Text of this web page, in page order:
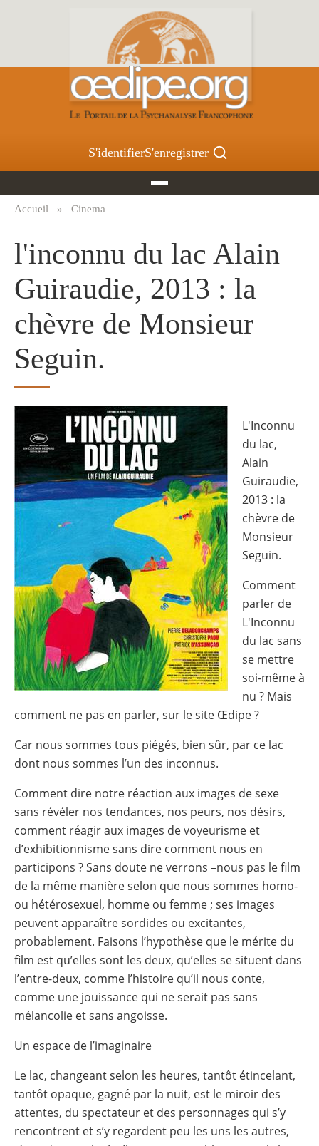
S'identifierS'enregistrer
d'Ariane
Accueil Cinema
l'inconnu du lac Alain
Guiraudie, 2013 : la
chèvre de Monsieur
Seguin.
L'Inconnu
du lac,
Alain
Guiraudie,
2013 : la
chèvre de
Monsieur
Seguin.
Comment
parler de
L'Inconnu
du lac sans
se mettre
soi-même à
nu ? Mais
comment ne pas en parler, sur le site Œdipe ?
Car nous sommes tous piégés, bien sûr, par ce lac
dont nous sommes l’un des inconnus.
Comment dire notre réaction aux images de sexe
sans révéler nos tendances, nos peurs, nos désirs,
comment réagir aux images de voyeurisme et
d’exhibitionnisme sans dire comment nous en
participons ? Sans doute ne verrons –nous pas le film
de la même manière selon que nous sommes homo-
ou hétérosexuel, homme ou femme ; ses images
peuvent apparaître sordides ou excitantes,
probablement. Faisons l’hypothèse que le mérite du
film est qu’elles sont les deux, qu’elles se situent dans
l’entre-deux, comme l’histoire qu’il nous conte,
comme une jouissance qui ne serait pas sans
mélancolie et sans angoisse.
Un espace de l’imaginaire
Le lac, changeant selon les heures, tantôt étincelant,
tantôt opaque, gagné par la nuit, est le miroir des
attentes, du spectateur et des personnages qui s’y
rencontrent et s’y regardent peu les uns les autres,